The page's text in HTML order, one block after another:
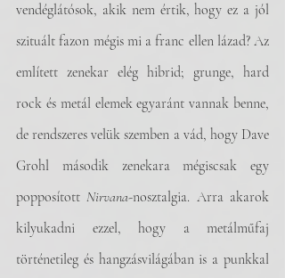
vendéglátósok, akik nem értik, hogy ez a jól
szituált fazon mégis mi a franc ellen lázad? Az
említett zenekar elég hibrid; grunge, hard
rock és metál elemek egyaránt vannak benne,
de rendszeres velük szemben a vád, hogy Dave
Grohl második zenekara mégiscsak egy
popposított Nirvana-nosztalgia. Arra akarok
kilyukadni ezzel, hogy a metálműfaj
történetileg és hangzásvilágában is a punkkal